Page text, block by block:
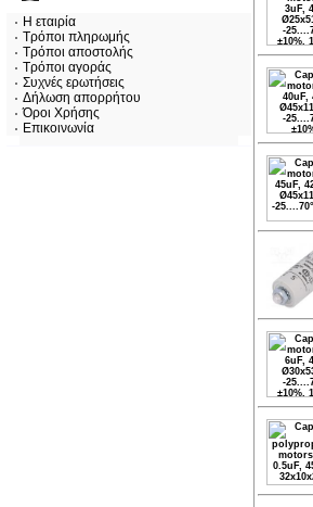
Η εταιρία
Τρόποι πληρωμής
Τρόποι αποστολής
Τρόποι αγοράς
Συχνές ερωτήσεις
Δήλωση απορρήτου
Όροι Χρήσης
Επικοινωνία